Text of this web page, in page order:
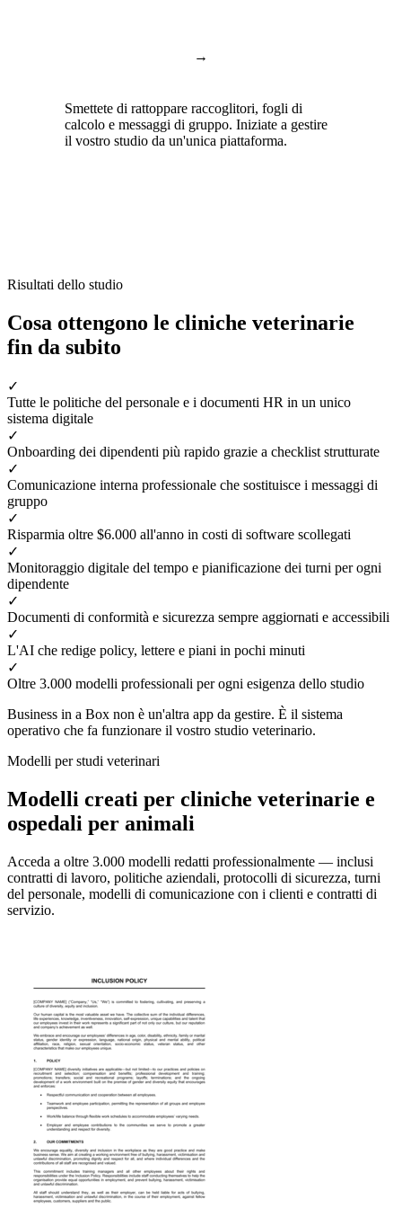
→
Smettete di rattoppare raccoglitori, fogli di
calcolo e messaggi di gruppo. Iniziate a gestire
il vostro studio da un'unica piattaforma.
Risultati dello studio
Cosa ottengono le cliniche veterinarie
fin da subito
✓
Tutte le politiche del personale e i documenti HR in un unico
sistema digitale
✓
Onboarding dei dipendenti più rapido grazie a checklist strutturate
✓
Comunicazione interna professionale che sostituisce i messaggi di
gruppo
✓
Risparmia oltre $6.000 all'anno in costi di software scollegati
✓
Monitoraggio digitale del tempo e pianificazione dei turni per ogni
dipendente
✓
Documenti di conformità e sicurezza sempre aggiornati e accessibili
✓
L'AI che redige policy, lettere e piani in pochi minuti
✓
Oltre 3.000 modelli professionali per ogni esigenza dello studio
Business in a Box non è un'altra app da gestire. È il sistema
operativo che fa funzionare il vostro studio veterinario.
Modelli per studi veterinari
Modelli creati per cliniche veterinarie e
ospedali per animali
Acceda a oltre 3.000 modelli redatti professionalmente — inclusi
contratti di lavoro, politiche aziendali, protocolli di sicurezza, turni
del personale, modelli di comunicazione con i clienti e contratti di
servizio.